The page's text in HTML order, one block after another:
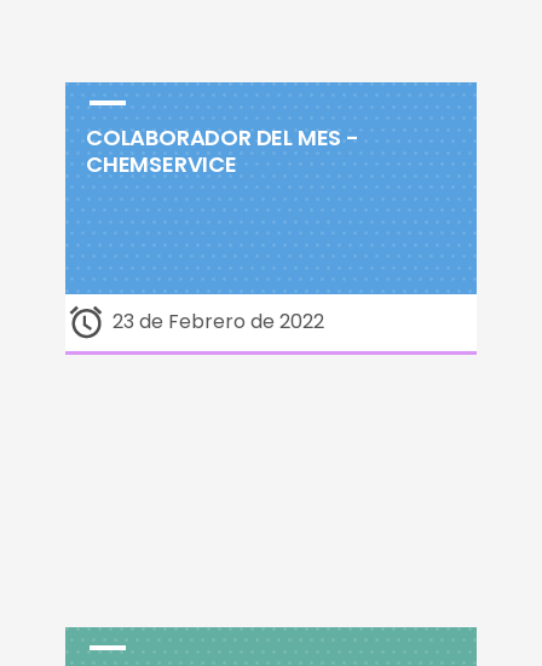
COLABORADOR DEL MES -
CHEMSERVICE
23 de Febrero de 2022